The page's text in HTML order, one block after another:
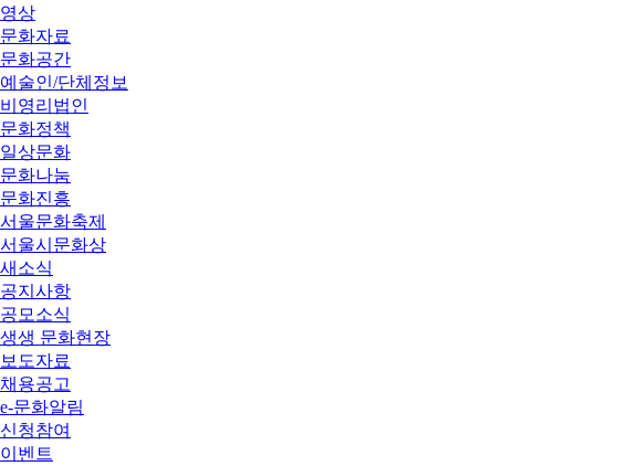
영상
문화자료
문화공간
예술인/단체정보
비영리법인
문화정책
일상문화
문화나눔
문화진흥
서울문화축제
서울시문화상
새소식
공지사항
공모소식
생생 문화현장
보도자료
채용공고
e-문화알림
신청참여
이벤트